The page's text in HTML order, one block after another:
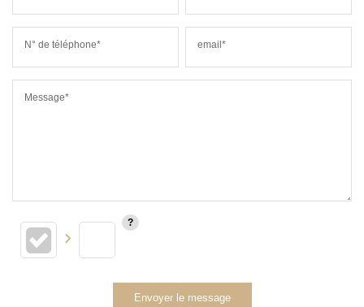
N° de téléphone* email*
Message*
Envoyer le message